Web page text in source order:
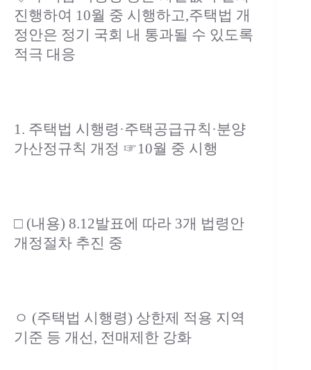
진행하여 10월 중 시행하고,주택법 개
정안은 정기 국회 내 통과될 수 있도록
적극 대응
1. 주택법 시행령·주택공급규칙·분양
가산정규칙 개정 ☞10월 중 시행
□ (내용) 8.12발표에 따라 3개 법령안
개정절차 추진 중
ㅇ (주택법 시행령) 상한제 적용 지역
기준 등 개선, 전매제한 강화